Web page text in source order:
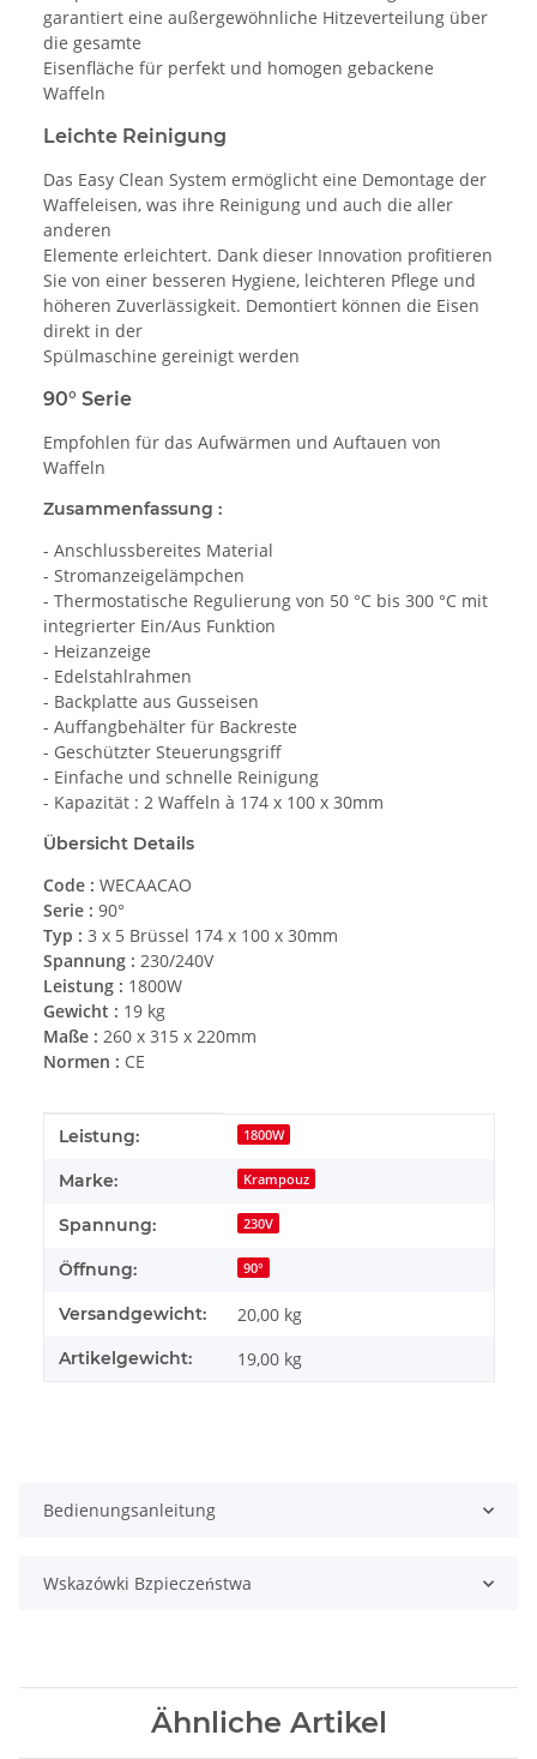
garantiert eine außergewöhnliche Hitzeverteilung über
die gesamte
Eisenfläche für perfekt und homogen gebackene
Waffeln
Leichte Reinigung
Das Easy Clean System ermöglicht eine Demontage der
Waffeleisen, was ihre Reinigung und auch die aller
anderen
Elemente erleichtert. Dank dieser Innovation profitieren
Sie von einer besseren Hygiene, leichteren Pflege und
höheren Zuverlässigkeit. Demontiert können die Eisen
direkt in der
Spülmaschine gereinigt werden
90° Serie
Empfohlen für das Aufwärmen und Auftauen von
Waffeln
Zusammenfassung :
- Anschlussbereites Material
- Stromanzeigelämpchen
- Thermostatische Regulierung von 50 °C bis 300 °C mit
integrierter Ein/Aus Funktion
- Heizanzeige
- Edelstahlrahmen
- Backplatte aus Gusseisen
- Auffangbehälter für Backreste
- Geschützter Steuerungsgriff
- Einfache und schnelle Reinigung
- Kapazität : 2 Waffeln à 174 x 100 x 30mm
Übersicht Details
Code : WECAACAO
Serie : 90°
Typ : 3 x 5 Brüssel 174 x 100 x 30mm
Spannung : 230/240V
Leistung : 1800W
Gewicht : 19 kg
Maße : 260 x 315 x 220mm
Normen : CE
Produkteigenschaft
Wert
Leistung: 1800W
Marke: Krampouz
Spannung: 230V
Öffnung: 90°
Versandgewicht: 20,00 kg
Artikelgewicht: 19,00 kg
Bedienungsanleitung
Wskazówki Bzpieczeństwa
Ähnliche Artikel